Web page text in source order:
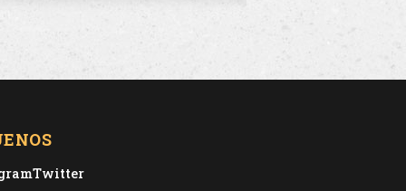
Twitter